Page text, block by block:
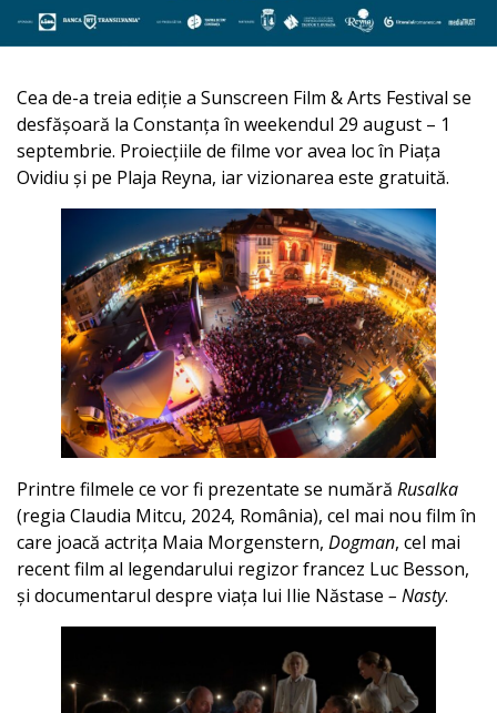
Cea de-a treia ediție a Sunscreen Film & Arts Festival se
desfășoară la Constanța în weekendul 29 august – 1
septembrie. Proiecțiile de filme vor avea loc în Piața
Ovidiu și pe Plaja Reyna, iar vizionarea este gratuită.
Printre filmele ce vor fi prezentate se numără Rusalka
(regia Claudia Mitcu, 2024, România), cel mai nou film în
care joacă actrița Maia Morgenstern, Dogman, cel mai
recent film al legendarului regizor francez Luc Besson,
și documentarul despre viața lui Ilie Năstase – Nasty.